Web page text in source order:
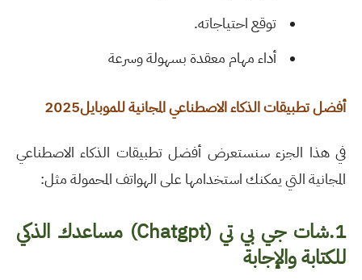
توقع احتياجاته.
أداء مهام معقدة بسهولة وسرعة
أفضل تطبيقات الذكاء الاصطناعي المجانية للموبايل2025
في هذا الجزء سنستعرض أفضل تطبيقات الذكاء الاصطناعي
المجانية التي يمكنك استخدامها على الهواتف المحمولة مثل:
1. شات جي بي تي (Chatgpt
) مساعدك الذكي
للكتابة والإجابة